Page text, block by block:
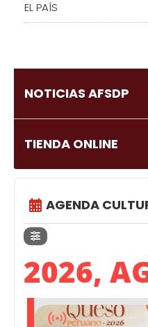
EL PAÍS
NOTICIAS AFSDP
TIENDA ONLINE
AGENDA
2026,